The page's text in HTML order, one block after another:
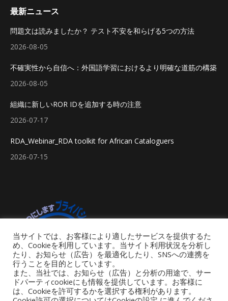
最新ニュース
問題文は読みましたか？ テスト不安を和らげる5つの方法
2026-08-05
不確実性から自信へ：外国語学習におけるより明確な道筋の構築
2026-08-05
組織に新しいROR IDを追加する時の注意
2026-07-17
RDA_Webinar_RDA toolkit for African Cataloguers
2026-07-15
当サイトでは、お客様により適したサービスを提供するた
め、Cookieを利用しています。当サイト利用状況を分析し
たり、お知らせ（広告）を最適化したり、SNSへの連携を
行うことを目的としています。
また、当社では、お知らせ（広告）と分析の用途で、サー
ドパーティcookieにも情報を提供しています。お客様に
は、Cookieを許可するかを選択する権利があります。